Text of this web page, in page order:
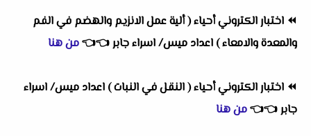
⏪ اختبار الكتروني أحياء ( ألية عمل الانزيم والهضم في الفم
والمعدة والامعاء ) اعداد ميس/ اسراء جابر👈
👈من هنا
⏪ اختبار الكتروني أحياء ( النقل في النبات ) اعداد ميس/ اسراء
جابر👈
👈من هنا